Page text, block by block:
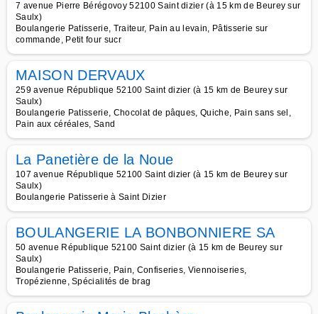
7 avenue Pierre Bérégovoy 52100 Saint dizier (à 15 km de Beurey sur
Saulx)
Boulangerie Patisserie, Traiteur, Pain au levain, Pâtisserie sur
commande, Petit four sucr
MAISON DERVAUX
259 avenue République 52100 Saint dizier (à 15 km de Beurey sur
Saulx)
Boulangerie Patisserie, Chocolat de pâques, Quiche, Pain sans sel,
Pain aux céréales, Sand
La Panetière de la Noue
107 avenue République 52100 Saint dizier (à 15 km de Beurey sur
Saulx)
Boulangerie Patisserie à Saint Dizier
BOULANGERIE LA BONBONNIERE SA
50 avenue République 52100 Saint dizier (à 15 km de Beurey sur
Saulx)
Boulangerie Patisserie, Pain, Confiseries, Viennoiseries,
Tropézienne, Spécialités de brag